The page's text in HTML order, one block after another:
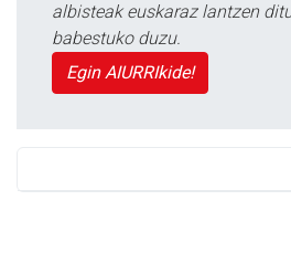
albisteak euskaraz lantzen
babestuko duzu.
Egin AIURRIkide!